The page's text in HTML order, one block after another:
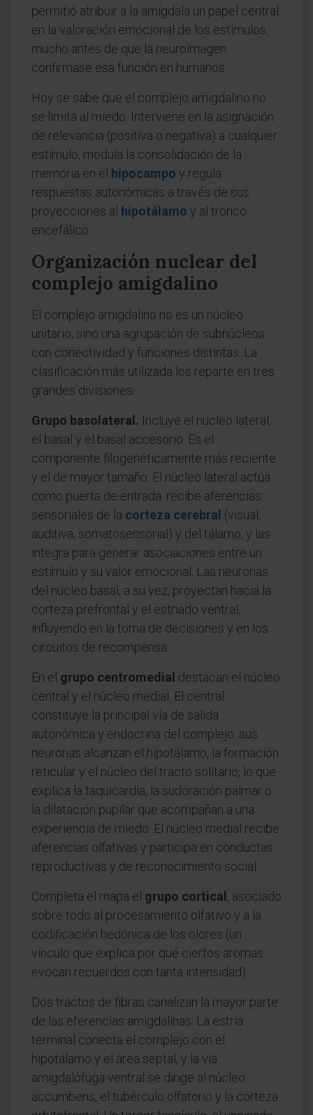
permitió atribuir a la amígdala un papel central
en la valoración emocional de los estímulos,
mucho antes de que la neuroimagen
confirmase esa función en humanos.
Hoy se sabe que el complejo amigdalino no
se limita al miedo. Interviene en la asignación
de relevancia (positiva o negativa) a cualquier
estímulo, modula la consolidación de la
memoria en el
hipocampo y regula
respuestas autonómicas a través de sus
proyecciones al
hipotálamo y al tronco
encefálico.
Organización nuclear del
complejo amigdalino
El complejo amigdalino no es un núcleo
unitario, sino una agrupación de subnúcleos
con conectividad y funciones distintas. La
clasificación más utilizada los reparte en tres
grandes divisiones.
Grupo basolateral. Incluye el núcleo lateral,
el basal y el basal accesorio. Es el
componente filogenéticamente más reciente
y el de mayor tamaño. El núcleo lateral actúa
como puerta de entrada: recibe aferencias
sensoriales de la corteza cerebral (visual,
auditiva, somatosensorial) y del tálamo, y las
integra para generar asociaciones entre un
estímulo y su valor emocional. Las neuronas
del núcleo basal, a su vez, proyectan hacia la
corteza prefrontal y el estriado ventral,
influyendo en la toma de decisiones y en los
circuitos de recompensa.
En el grupo centromedial destacan el núcleo
central y el núcleo medial. El central
constituye la principal vía de salida
autonómica y endocrina del complejo: sus
neuronas alcanzan el hipotálamo, la formación
reticular y el núcleo del tracto solitario, lo que
explica la taquicardia, la sudoración palmar o
la dilatación pupilar que acompañan a una
experiencia de miedo. El núcleo medial recibe
aferencias olfativas y participa en conductas
reproductivas y de reconocimiento social.
Completa el mapa el grupo cortical , asociado
sobre todo al procesamiento olfativo y a la
codificación hedónica de los olores (un
vínculo que explica por qué ciertos aromas
evocan recuerdos con tanta intensidad).
Dos tractos de fibras canalizan la mayor parte
de las eferencias amigdalinas. La estría
terminal conecta el complejo con el
hipotálamo y el área septal, y la vía
amigdalófuga ventral se dirige al núcleo
accumbens, el tubérculo olfatorio y la corteza